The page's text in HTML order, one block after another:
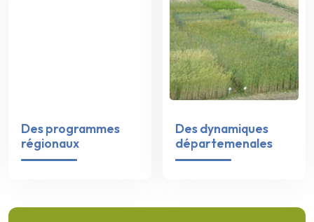
Des programmes
régionaux
Des dynamiques
départemenales